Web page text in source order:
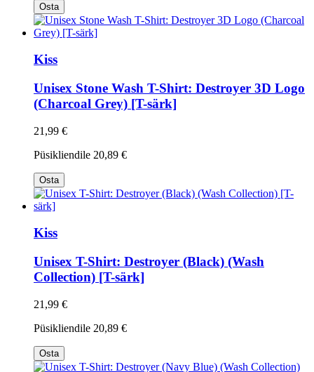
Osta
Kiss
Unisex Stone Wash T-Shirt: Destroyer 3D Logo
(Charcoal Grey) [T-särk]
21,99 €
Püsikliendile 20,89 €
Osta
Kiss
Unisex T-Shirt: Destroyer (Black) (Wash
Collection) [T-särk]
21,99 €
Püsikliendile 20,89 €
Osta